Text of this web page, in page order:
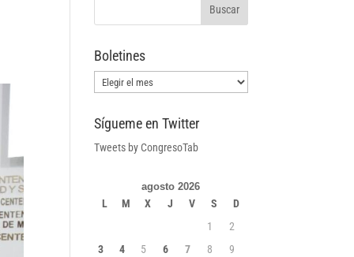
Boletines
Boletines
Sígueme en Twitter
Tweets by CongresoTab
agosto 2026
L M X J V S
D
1
2
3
4 5 6 7 8
9